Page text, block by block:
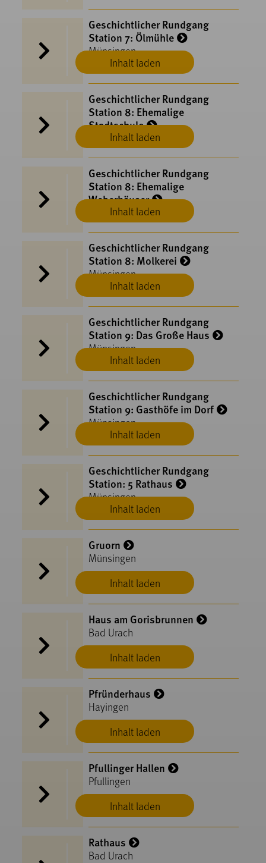
Inhalt laden
Geschichtlicher Rundgang
Station 7: Ölmühle
Münsingen
Inhalt laden
Geschichtlicher Rundgang
Station 8: Ehemalige
Stadtschule
Münsingen
Inhalt laden
Geschichtlicher Rundgang
Station 8: Ehemalige
Weberhäuser
Münsingen
Inhalt laden
Geschichtlicher Rundgang
Station 8: Molkerei
Münsingen
Inhalt laden
Geschichtlicher Rundgang
Station 9: Das Große Haus
Münsingen
Inhalt laden
Geschichtlicher Rundgang
Station 9: Gasthöfe im Dorf
Münsingen
Inhalt laden
Geschichtlicher Rundgang
Station: 5 Rathaus
Münsingen
Inhalt laden
Gruorn
Münsingen
Inhalt laden
Haus am Gorisbrunnen
Bad Urach
Inhalt laden
Pfründerhaus
Hayingen
Inhalt laden
Pfullinger Hallen
Pfullingen
Rathaus
Bad Urach